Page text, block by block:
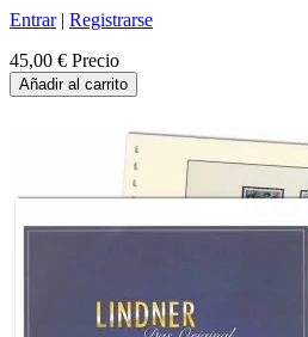
Entrar| Registrarse
45,00 € Precio
Añadir al carrito